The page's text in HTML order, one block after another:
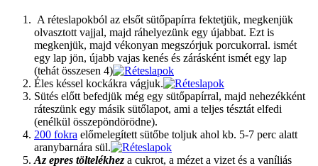
A réteslapokból az elsőt sütőpapírra fektetjük, megkenjük
olvasztott vajjal, majd ráhelyezünk egy újabbat. Ezt is
megkenjük, majd vékonyan megszórjuk porcukorral. ismét
egy lap jön, újabb vajas kenés és zárásként ismét egy lap
(tehát összesen 4)
Éles késsel kockákra vágjuk.
Sütés előtt befedjük még egy sütőpapírral, majd nehezékként
ráteszünk egy másik sütőlapot, ami a teljes tésztát elfedi
(enélkül összepöndörödne).
200 fokra előmelegített sütőbe toljuk ahol kb. 5-7 perc alatt
aranybarnára sül.
Az epres töltelékhez a cukrot, a mézet a vizet és a vaníliás